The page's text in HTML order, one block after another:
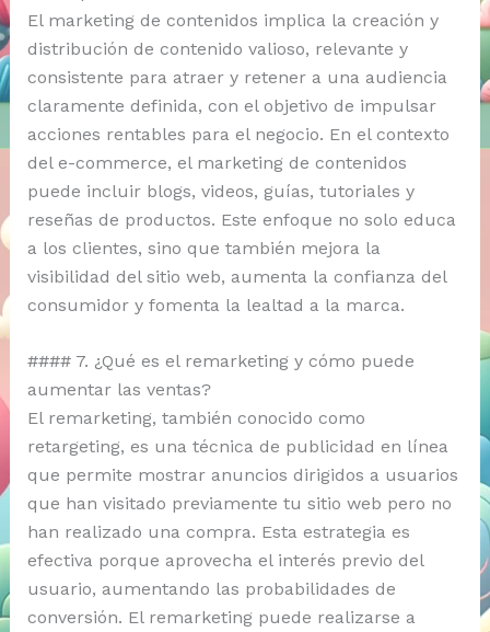
El marketing de contenidos implica la creación y
distribución de contenido valioso, relevante y
consistente para atraer y retener a una audiencia
claramente definida, con el objetivo de impulsar
acciones rentables para el negocio. En el contexto
del e-commerce, el marketing de contenidos
puede incluir blogs, videos, guías, tutoriales y
reseñas de productos. Este enfoque no solo educa
a los clientes, sino que también mejora la
visibilidad del sitio web, aumenta la confianza del
consumidor y fomenta la lealtad a la marca.
#### 7. ¿Qué es el remarketing y cómo puede
aumentar las ventas?
El remarketing, también conocido como
retargeting, es una técnica de publicidad en línea
que permite mostrar anuncios dirigidos a usuarios
que han visitado previamente tu sitio web pero no
han realizado una compra. Esta estrategia es
efectiva porque aprovecha el interés previo del
usuario, aumentando las probabilidades de
conversión. El remarketing puede realizarse a